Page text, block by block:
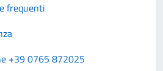
frequenti
+39 0765 872025